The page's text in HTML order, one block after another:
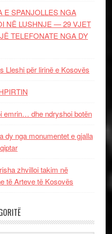
E SPANJOLLES NGA
NË LUSHNJE — 29 VJET
TELEFONATE NGA DY
Lleshi për lirinë e Kosovës
emrin… dhe ndryshoi botën
dy nga monumentet e gjalla
zhvilloi takim në
të Arteve të Kosovës